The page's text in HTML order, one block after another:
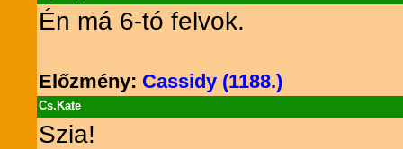
Én má 6-tó felvok.
Előzmény: Cassidy (1188.)
Cs.Kate
Szia!